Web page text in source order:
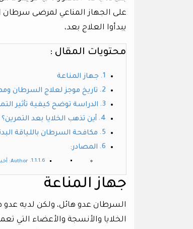
على الجهاز المناعي لمرضى
يبدأوا العلاج بعد،
محتويات المقال :
جهاز المناعة
تاريخ موجز لعلاج السرطان
الدراسة توضح كيفية تأثير
أين تذهب الخلايا بعد التمرين؟
مكافحة السرطان باللياقة
المصادر:
Author: أخبار علمية
جهاز المناعة
السرطان عدو هائل، ولكن لديه عدو
الخلايا والأنسجة والأعضاء التي